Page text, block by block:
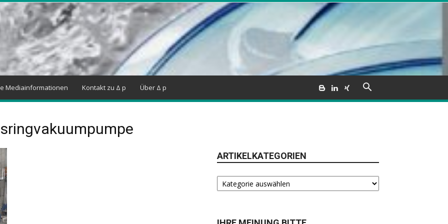
Mediainformationen Kontakt zu Δ p Über Δ p
ARTIKELKATEGORIEN
Artikelkategorien